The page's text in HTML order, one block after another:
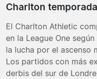
Charlton
El Charlton Athletic
en la League One
la lucha por el ascenso
Los partidos con más
derbis del sur de